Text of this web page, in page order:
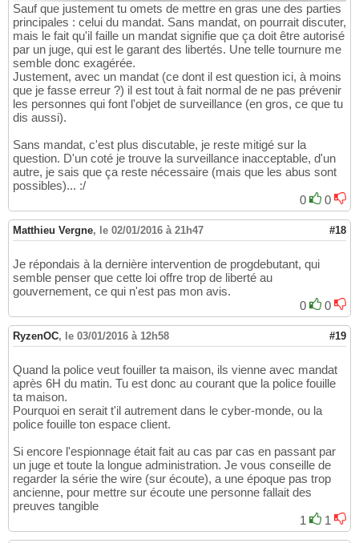
Sauf que justement tu omets de mettre en gras une des parties
principales : celui du mandat. Sans mandat, on pourrait discuter,
mais le fait qu'il faille un mandat signifie que ça doit être autorisé
par un juge, qui est le garant des libertés. Une telle tournure me
semble donc exagérée.
Justement, avec un mandat (ce dont il est question ici, à moins
que je fasse erreur ?) il est tout à fait normal de ne pas prévenir
les personnes qui font l'objet de surveillance (en gros, ce que tu
dis aussi).
Sans mandat, c'est plus discutable, je reste mitigé sur la
question. D'un coté je trouve la surveillance inacceptable, d'un
autre, je sais que ça reste nécessaire (mais que les abus sont
possibles)... :/
0
0
Matthieu Vergne, le 02/01/2016 à 21h47 #18
Je répondais à la dernière intervention de progdebutant, qui
semble penser que cette loi offre trop de liberté au
gouvernement, ce qui n'est pas mon avis.
0
0
RyzenOC, le 03/01/2016 à 12h58 #19
Quand la police veut fouiller ta maison, ils vienne avec mandat
après 6H du matin. Tu est donc au courant que la police fouille
ta maison.
Pourquoi en serait t'il autrement dans le cyber-monde, ou la
police fouille ton espace client.
Si encore l'espionnage était fait au cas par cas en passant par
un juge et toute la longue administration. Je vous conseille de
regarder la série the wire (sur écoute), a une époque pas trop
ancienne, pour mettre sur écoute une personne fallait des
preuves tangible
1
1